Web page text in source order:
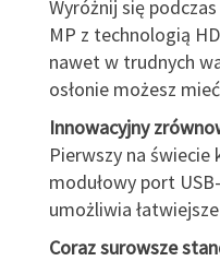
Wyróżnij się
MP z technologią
nawet w trudnych
osłonie możesz
Innowacyjny
Pierwszy na
modułowy port
umożliwia
Coraz surowsze